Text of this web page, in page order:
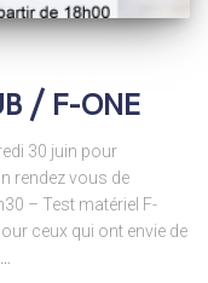
/ F-ONE
30 juin pour
rendez vous de
– Test matériel F-
ceux qui ont envie de